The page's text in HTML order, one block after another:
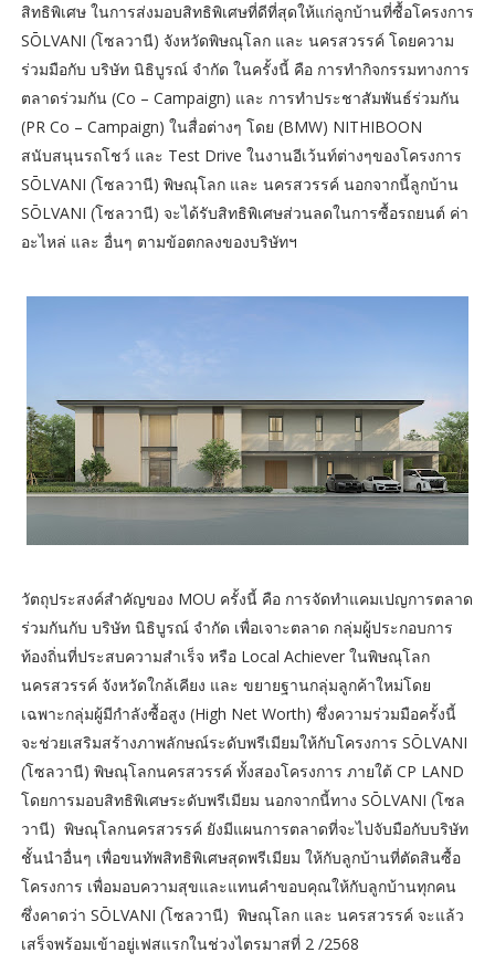
สิทธิพิเศษ ในการส่งมอบสิทธิพิเศษที่ดีที่สุดให้แก่ลูกบ้านที่ซื้อโครงการ
SŌLVANI (โซลวานี) จังหวัดพิษณุโลก และ นครสวรรค์ โดยความ
ร่วมมือกับ บริษัท นิธิบูรณ์ จำกัด ในครั้งนี้ คือ การทำกิจกรรมทางการ
ตลาดร่วมกัน (Co – Campaign) และ การทำประชาสัมพันธ์ร่วมกัน
(PR Co – Campaign) ในสื่อต่างๆ โดย (BMW) NITHIBOON
สนับสนุนรถโชว์ และ Test Drive ในงานอีเว้นท์ต่างๆของโครงการ
SŌLVANI (โซลวานี) พิษณุโลก และ นครสวรรค์ นอกจากนี้ลูกบ้าน
SŌLVANI (โซลวานี) จะได้รับสิทธิพิเศษส่วนลดในการซื้อรถยนต์ ค่า
อะไหล่ และ อื่นๆ ตามข้อตกลงของบริษัทฯ
วัตถุประสงค์สำคัญของ MOU ครั้งนี้ คือ การจัดทำแคมเปญการตลาด
ร่วมกันกับ บริษัท นิธิบูรณ์ จำกัด เพื่อเจาะตลาด กลุ่มผู้ประกอบการ
ท้องถิ่นที่ประสบความสำเร็จ หรือ Local Achiever ในพิษณุโลก
นครสวรรค์ จังหวัดใกล้เคียง และ ขยายฐานกลุ่มลูกค้าใหม่โดย
เฉพาะกลุ่มผู้มีกำลังซื้อสูง (High Net Worth) ซึ่งความร่วมมือครั้งนี้
จะช่วยเสริมสร้างภาพลักษณ์ระดับพรีเมียมให้กับโครงการ SŌLVANI
(โซลวานี) พิษณุโลกนครสวรรค์ ทั้งสองโครงการ ภายใต้ CP LAND
โดยการมอบสิทธิพิเศษระดับพรีเมียม นอกจากนี้ทาง SŌLVANI (โซล
วานี) พิษณุโลกนครสวรรค์ ยังมีแผนการตลาดที่จะไปจับมือกับบริษัท
ชั้นนำอื่นๆ เพื่อขนทัพสิทธิพิเศษสุดพรีเมียม ให้กับลูกบ้านที่ตัดสินซื้อ
โครงการ เพื่อมอบความสุขและแทนคำขอบคุณให้กับลูกบ้านทุกคน
ซึ่งคาดว่า SŌLVANI (โซลวานี) พิษณุโลก และ นครสวรรค์ จะแล้ว
เสร็จพร้อมเข้าอยู่เฟสแรกในช่วงไตรมาสที่ 2 /2568